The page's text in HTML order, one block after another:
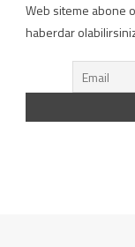
Web siteme abone
haberdar